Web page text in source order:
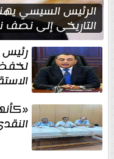
الرئيس السيسي
التاريخي إلى